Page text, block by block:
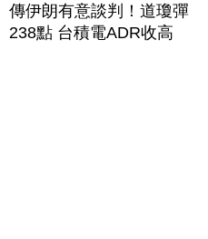
傳伊朗有意談判！道瓊彈
238點 台積電ADR收高